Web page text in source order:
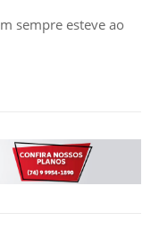
sempre esteve ao